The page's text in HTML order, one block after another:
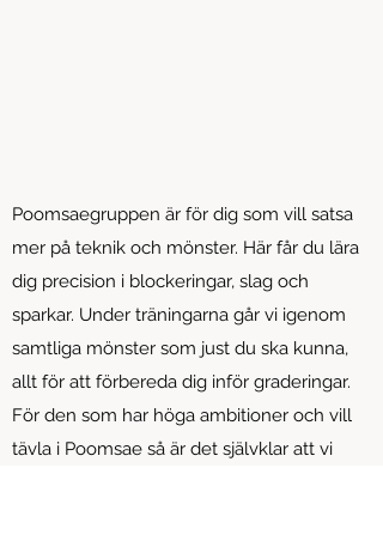
Poomsaegruppen är för dig som vill satsa
mer på teknik och mönster. Här får du lära
dig precision i blockeringar, slag och
sparkar. Under träningarna går vi igenom
samtliga mönster som just du ska kunna,
allt för att förbereda dig inför graderingar.
För den som har höga ambitioner och vill
tävla i Poomsae så är det självklar att vi